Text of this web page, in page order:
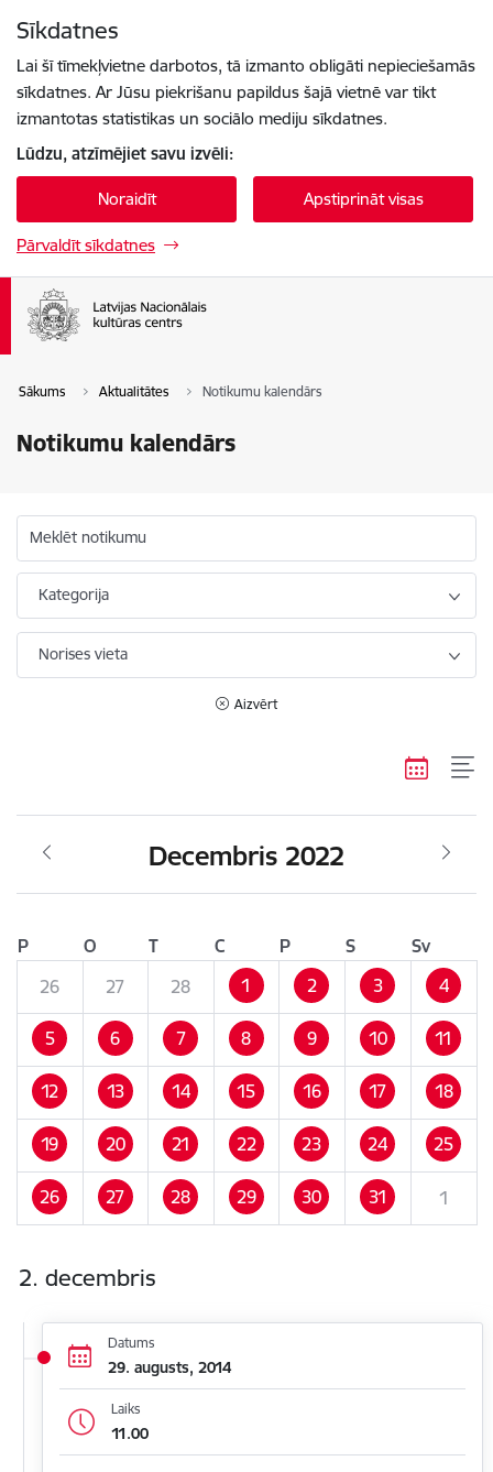
Sīkdatnes
Lai šī tīmekļvietne darbotos, tā izmanto obligāti nepieciešamās
sīkdatnes. Ar Jūsu piekrišanu papildus šajā vietnē var tikt
izmantotas statistikas un sociālo mediju sīkdatnes.
Lūdzu, atzīmējiet savu izvēli:
Noraidīt Apstiprināt visas
Pārvaldīt sīkdatnes
Sākums Aktualitātes Notikumu kalendārs
Notikumu kalendārs
Meklēt notikumu
Kategorija
Norises vieta
Aizvērt
Decembris 2022
P O T C P S
Sv
26
27 28 1 2 3 4
5 6 7 8 9 10 11
12 13 14 15 16 17 18
19 20 21 22 23 24 25
26 27 28 29 30 31 1
2. decembris
Datums
29. augusts, 2014
Laiks
11.00